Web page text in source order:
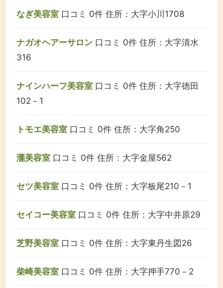
なぎ美容室 口コミ 0件 住所：大字小川1708
ナガオヘアーサロン 口コミ 0件 住所：大字清水
316
ナインハーフ美容室 口コミ 0件 住所：大字徳田
102－1
トモエ美容室 口コミ 0件 住所：大字角250
瀧美容室 口コミ 0件 住所：大字金屋562
セツ美容室 口コミ 0件 住所：大字板尾210－1
セイコー美容室 口コミ 0件 住所：大字中井原29
芝野美容室 口コミ 0件 住所：大字東丹生図26
柴崎美容室 口コミ 0件 住所：大字押手770－2